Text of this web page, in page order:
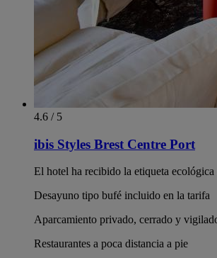
4.6 / 5
ibis Styles Brest Centre Port
El hotel ha recibido la etiqueta ecológica
Desayuno tipo bufé incluido en la tarifa
Aparcamiento privado, cerrado y
Restaurantes a poca distancia a pie